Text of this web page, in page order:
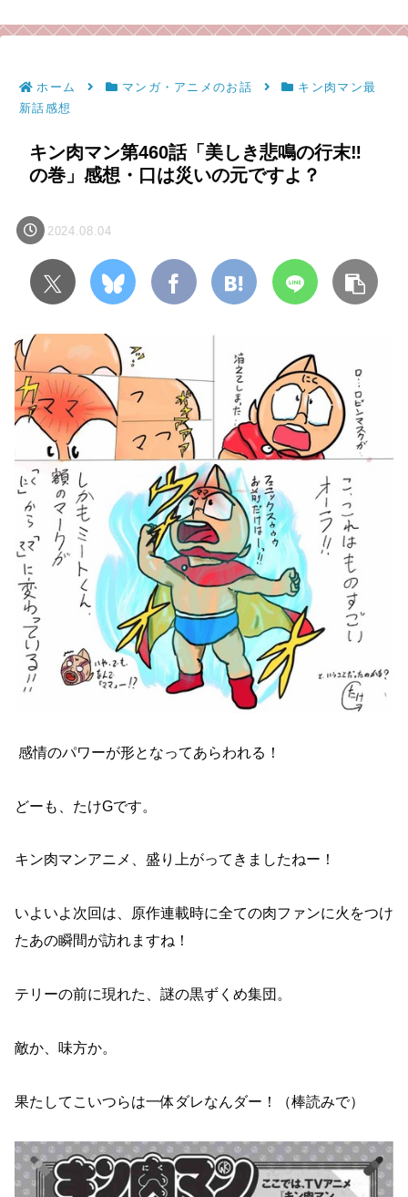
ホーム マンガ・アニメのお話
キン肉マン最
新話感想
キン肉マン第460話「美しき悲鳴の行末‼︎
の巻」感想・口は災いの元ですよ？
2024.08.04
感情のパワーが形となってあらわれる！
どーも、たけGです。
キン肉マンアニメ、盛り上がってきましたねー！
いよいよ次回は、原作連載時に全ての肉ファンに火をつけ
たあの瞬間が訪れますね！
テリーの前に現れた、謎の黒ずくめ集団。
敵か、味方か。
果たしてこいつらは一体ダレなんダー！（棒読みで）